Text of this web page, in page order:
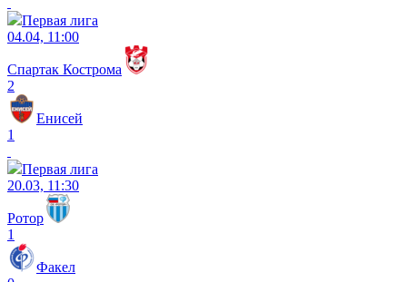
Первая лига
04.04, 11:00
Спартак Кострома
2
Енисей
1
Первая лига
20.03, 11:30
Ротор
1
Факел